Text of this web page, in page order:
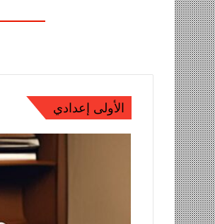
الأولى إعدادي